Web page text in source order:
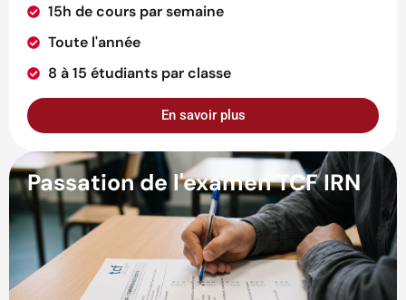
15h de cours par semaine
Toute l'année
8 à 15 étudiants par classe
En savoir plus
Passation de l'examen TCF IRN